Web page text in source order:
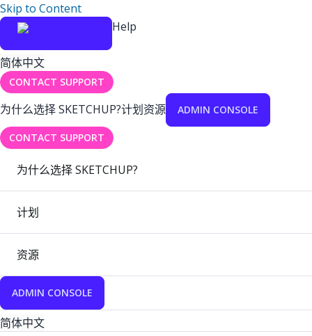
Skip to Content
Help
简体中文
CONTACT SUPPORT
为什么选择 SKETCHUP?计划资源 ADMIN CONSOLE
CONTACT SUPPORT
为什么选择 SKETCHUP?
计划
资源
ADMIN CONSOLE
简体中文